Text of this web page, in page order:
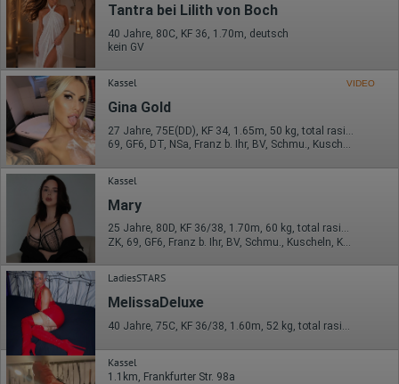
Tantra bei Lilith von Boch
40 Jahre, 80C, KF 36, 1.70m, deutsch
kein GV
Kassel VIDEO
Gina Gold
27 Jahre, 75E(DD), KF 34, 1.65m, 50 kg, total rasiert, deutsch
69, GF6, DT, NSa, Franz b. Ihr, BV, Schmu., Kuscheln
Kassel
Mary
25 Jahre, 80D, KF 36/38, 1.70m, 60 kg, total rasiert, westeuropäisch
LadiesSTARS
MelissaDeluxe
Kassel
1.1km, Frankfurter Str. 98a